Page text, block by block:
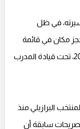
في ظل
مكان في قائمة
منتخب البرازيل استعدادًا لكأس العالم 2026، تحت قيادة المدرب
البرازيلي منذ
سابقة أن